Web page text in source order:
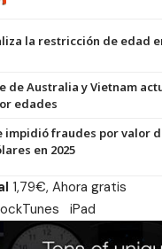
la restricción de edad
de Australia y Vietnam
edades
impidió fraudes por valor
en 2025
1,79€, Ahora gratis
iPad